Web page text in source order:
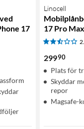
17
Linocell
17 Pro Max
29990
Plats för
Skyddar
repor
Magsafe-